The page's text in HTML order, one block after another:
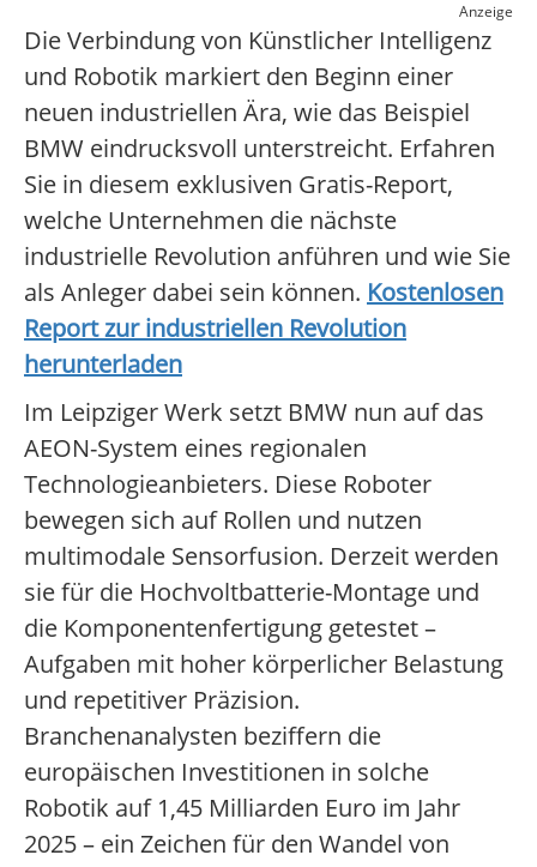
Anzeige
Die Verbindung von Künstlicher Intelligenz
und Robotik markiert den Beginn einer
neuen industriellen Ära, wie das Beispiel
BMW eindrucksvoll unterstreicht. Erfahren
Sie in diesem exklusiven Gratis-Report,
welche Unternehmen die nächste
industrielle Revolution anführen und wie Sie
als Anleger dabei sein können. Kostenlosen
Report zur industriellen Revolution
herunterladen
Im Leipziger Werk setzt BMW nun auf das
AEON-System eines regionalen
Technologieanbieters. Diese Roboter
bewegen sich auf Rollen und nutzen
multimodale Sensorfusion. Derzeit werden
sie für die Hochvoltbatterie-Montage und
die Komponentenfertigung getestet –
Aufgaben mit hoher körperlicher Belastung
und repetitiver Präzision.
Branchenanalysten beziffern die
europäischen Investitionen in solche
Robotik auf 1,45 Milliarden Euro im Jahr
2025 – ein Zeichen für den Wandel von